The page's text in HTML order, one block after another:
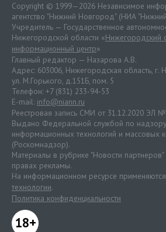
Copyright © 1999—2026 Независимое
агентство "Нижний Новгород" (НИА
Учредитель — Государственное
Нижегородской области «Нижегородский
информационный центр»
Главный редактор — Назарова А.В.
Адрес: 603006, Нижегородская область,
ул. М.Горького, д.151Б, пом. 5
Телефон: +7 (831) 233-94-53
E-mail: info@niann.ru
Реестровая запись СМИ от 31.12.2020 ЭЛ
Выдано Федеральной службой по
информационных технологий и массовых
(Роскомнадзор).
Материалы в рубрике "Новости
правах рекламы.
На информационном ресурсе применяются
технологии.
Политика конфиденциальности
18+